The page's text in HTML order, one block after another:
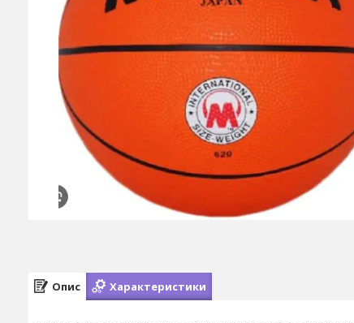
Опис Характеристики